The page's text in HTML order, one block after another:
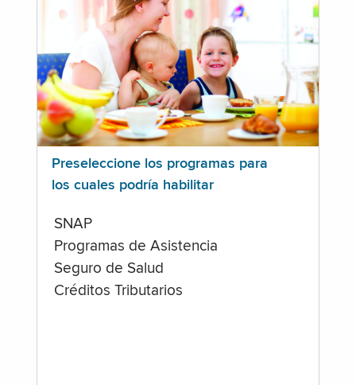
Preseleccione los programas para
los cuales podría habilitar
SNAP
Programas de Asistencia
Seguro de Salud
Créditos Tributarios